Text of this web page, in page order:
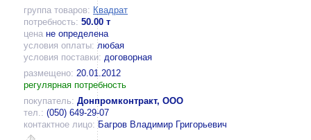
группа товаров: Квадрат
потребность: 50.00 т
цена не определена
условия оплаты: любая
условия поставки: договорная
размещено: 20.01.2012
регулярная потребность
покупатель: Донпромконтракт, ООО
тел.: (050) 649-29-07
контактное лицо: Багров Владимир Григорьевич